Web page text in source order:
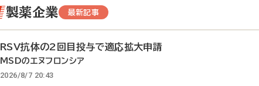
製薬企業 最新記事
RSV抗体の2回目投与で適応拡大申請
MSDのエヌフロンシア
2026/8/7 20:43